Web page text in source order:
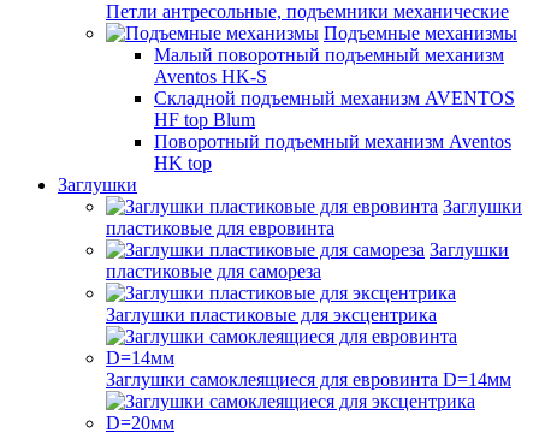
Петли антресольные, подъемники механические
Подъемные механизмы
Малый поворотный подъемный механизм
Aventos HK-S
Складной подъемный механизм AVENTOS
HF top Blum
Поворотный подъемный механизм Aventos
HK top
Заглушки
Заглушки
пластиковые для евровинта
Заглушки
пластиковые для самореза
Заглушки пластиковые для эксцентрика
Заглушки самоклеящиеся для евровинта D=14мм